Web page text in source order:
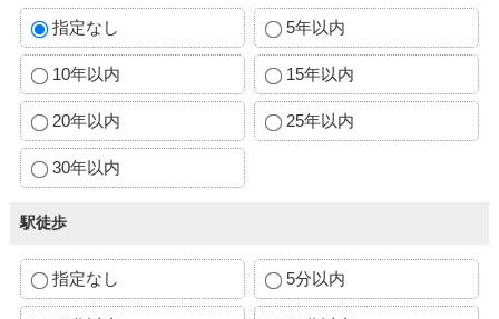
指定なし 5年以内
10年以内 15年以内
20年以内 25年以内
30年以内
駅徒歩
指定なし 5分以内